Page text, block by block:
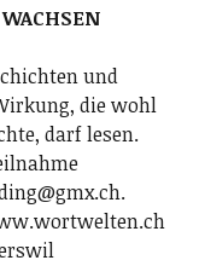
und
die wohl
darf lesen.